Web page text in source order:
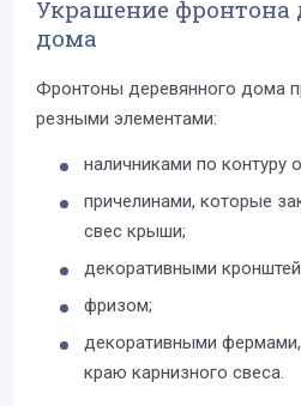
Украшение фронтона
дома
Фронтоны деревянного дома
резными элементами:
наличниками по контуру
причелинами, которые
свес крыши;
декоративными
фризом;
декоративными
краю карнизного свеса.